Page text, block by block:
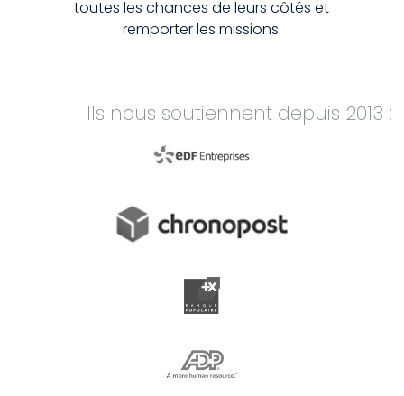
toutes les chances de leurs côtés et
remporter les missions.
Ils nous soutiennent depuis 2013 :